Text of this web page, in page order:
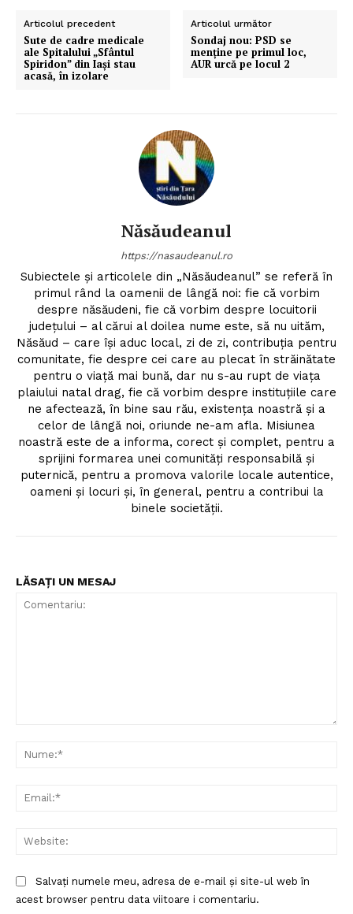
Articolul precedent
Sute de cadre medicale
ale Spitalului „Sfântul
Spiridon” din Iași stau
acasă, în izolare
Articolul următor
Sondaj nou: PSD se
menține pe primul loc,
AUR urcă pe locul 2
Năsăudeanul
https://nasaudeanul.ro
Subiectele și articolele din „Năsăudeanul” se referă în
primul rând la oamenii de lângă noi: fie că vorbim
despre năsăudeni, fie că vorbim despre locuitorii
județului – al cărui al doilea nume este, să nu uităm,
Năsăud – care își aduc local, zi de zi, contribuția pentru
comunitate, fie despre cei care au plecat în străinătate
pentru o viață mai bună, dar nu s-au rupt de viața
plaiului natal drag, fie că vorbim despre instituțiile care
ne afectează, în bine sau rău, existența noastră și a
celor de lângă noi, oriunde ne-am afla. Misiunea
noastră este de a informa, corect și complet, pentru a
sprijini formarea unei comunități responsabilă și
puternică, pentru a promova valorile locale autentice,
oameni și locuri și, în general, pentru a contribui la
binele societății.
LĂSAȚI UN MESAJ
Salvați numele meu, adresa de e-mail și site-ul web în
acest browser pentru data viitoare i comentariu.